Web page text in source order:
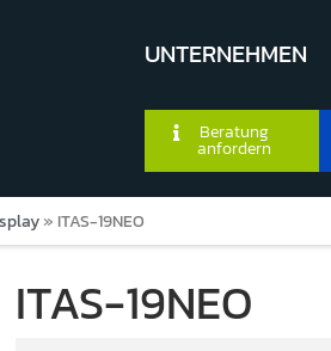
UNTERNEHMEN
Beratung
anfordern
» ITAS-19NEO
ITAS-19NEO